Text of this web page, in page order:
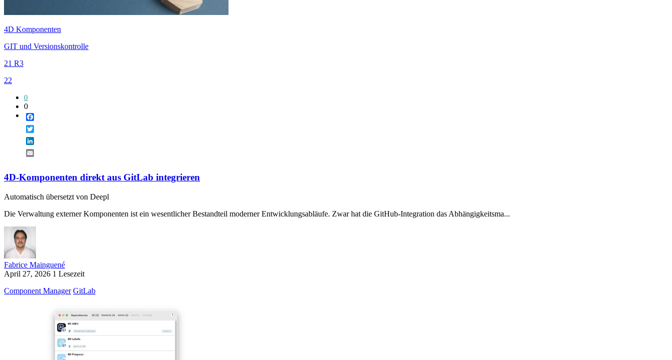
4D Komponenten
GIT und Versionskontrolle
21 R3
22
0
0
4D-Komponenten direkt aus GitLab integrieren
Automatisch übersetzt von Deepl
Die Verwaltung externer Komponenten ist ein wesentlicher Bestandteil moderner Entwicklungsabläufe. Zwar hat die GitHub-Integration das Abhängigkeitsma...
Fabrice Mainguené
April 27, 2026 1 Lesezeit
Component Manager GitLab